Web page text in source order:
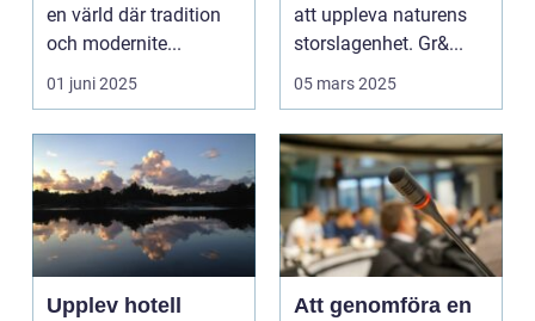
en värld där tradition
och modernite...
01 juni 2025
att uppleva naturens
storslagenhet. Gr&...
05 mars 2025
Upplev hotell
Att genomföra en